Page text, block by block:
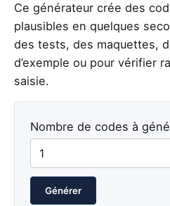
Ce générateur crée des
plausibles en quelques
des tests, des maquettes,
d’exemple ou pour vérifier
saisie.
Nombre de codes à
Générer